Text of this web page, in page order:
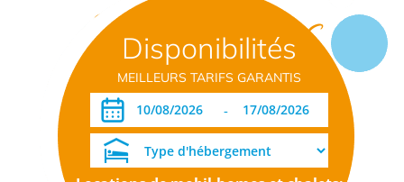
Disponibilités
MEILLEURS TARIFS GARANTIS
-
Informations
pratiques